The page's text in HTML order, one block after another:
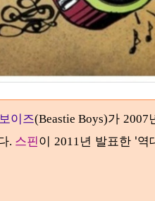
이즈(Beastie Boys)가 2007
. 스핀이 2011년 발표한 '역